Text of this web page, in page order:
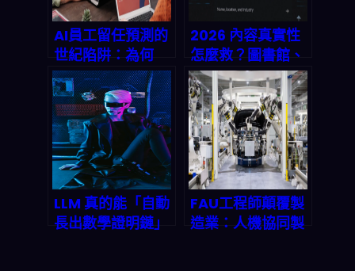
AI員工留任預測的
世紀陷阱：為何
90%企業的流失模
型正在漏掉真正想
走的人？
2026 內容真實性
怎麼救？圖書館、
檔案館用 C2PA 把
生成式 AI 的「可
追溯」做起來
LLM 真的能「自動
長出數學證明鏈」
FAU工程師顛覆製
造業：人機協同製